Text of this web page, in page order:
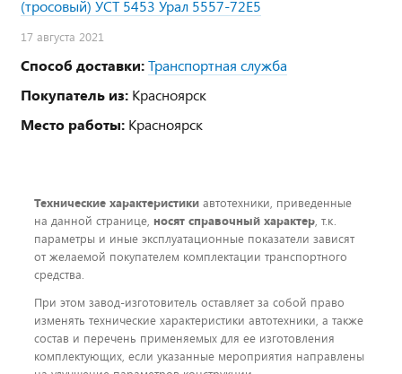
(тросовый) УСТ 5453 Урал 5557-72Е5
17 августа 2021
Способ доставки:Транспортная служба
Покупатель из: Красноярск
Место работы: Красноярск
Технические характеристики автотехники, приведенные
на данной странице, носят справочный характер, т.к.
параметры и иные эксплуатационные показатели зависят
от желаемой покупателем комплектации транспортного
средства.
При этом завод-изготовитель оставляет за собой право
изменять технические характеристики автотехники, а также
состав и перечень применяемых для ее изготовления
комплектующих, если указанные мероприятия направлены